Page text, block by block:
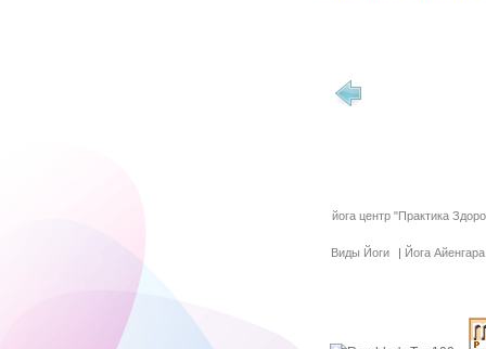
йога центр "Практика
Виды Йоги | Йога Айенгара